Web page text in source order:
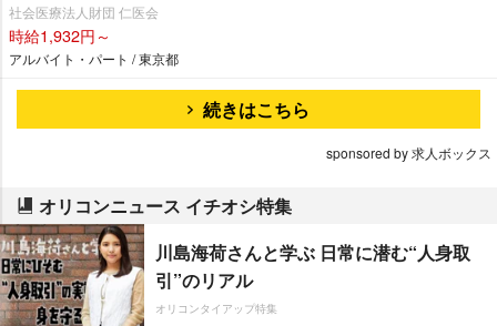
社会医療法人財団 仁医会
時給1,932円～
アルバイト・パート / 東京都
続きはこちら
sponsored by 求人ボックス
オリコンニュース イチオシ特集
川島海荷さんと学ぶ 日常に潜む“人身取
引”のリアル
オリコンタイアップ特集